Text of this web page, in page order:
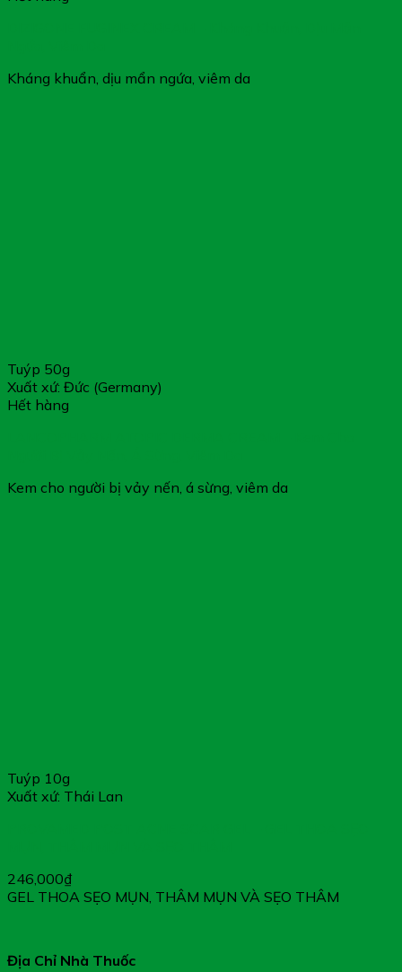
Kháng khuẩn, dịu mẩn ngứa, viêm da
Tuýp 50g
Xuất xứ: Đức (Germany)
Hết hàng
Kem cho người bị vảy nến, á sừng, viêm da
Tuýp 10g
Xuất xứ: Thái Lan
246,000₫
GEL THOA SẸO MỤN, THÂM MỤN VÀ SẸO THÂM
Địa Chỉ Nhà Thuốc